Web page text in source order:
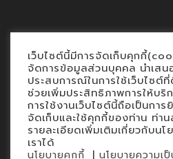
Contact
นโยบายคุกกี้
นโยบายข้อมูลส่วนบุคคล
เว็บไซต์นี้มีการจัดเก็บคุกกี้
จัดการข้อมูลส่วนบุคคล นำเสน
ประสบการณ์ในการใช้เว็บไซต์
ช่วยเพิ่มประสิทธิภาพการให้บริ
การใช้งานเว็บไซต์นี้ถือเป็นการ
จัดเก็บและใช้คุกกี้ของท่าน ท่า
รายละเอียดเพิ่มเติมเกี่ยวกับน
เราได้
นโยบายคุกกี้ | นโยบายความเ